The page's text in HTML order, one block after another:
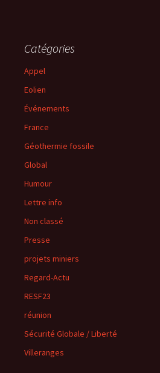
Catégories
Appel
Eolien
Événements
France
Géothermie fossile
Global
Humour
Lettre info
Non classé
Presse
projets miniers
Regard-Actu
RESF23
réunion
Sécurité Globale / Liberté
Villeranges